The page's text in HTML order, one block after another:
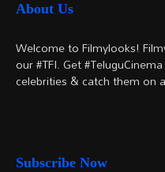
About Us
Welcome to Filmylooks!
our #TFI. Get
celebrities & catch them on
Subscribe Now